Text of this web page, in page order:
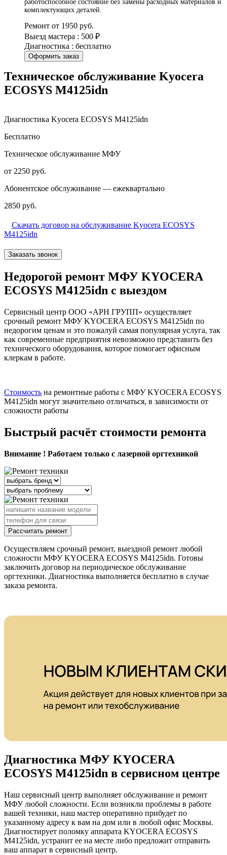
работоспособное состояние без замены расходных материалов и
комплектующих деталей.
Ремонт от 1950 руб.
Выезд мастера : 500 ₽
Диагностика : бесплатно
Оформить заказ
Техническое обслуживание Kyocera
ECOSYS M4125idn
Диагностика Kyocera ECOSYS M4125idn
Бесплатно
Техническое обслуживание МФУ
от 2250 руб.
Абонентское обслуживание — ежеквартально
2850 руб.
Скачать договор на обслуживание Kyocera ECOSYS
M4125idn
Заказать звонок
Недорогой ремонт МФУ KYOCERA
ECOSYS M4125idn с выездом
Сервисный центр ООО «АРН ГРУПП» осуществляет
срочный ремонт МФУ KYOCERA ECOSYS M4125idn по
недорогим ценам и это пожалуй самая популярная услуга, так
как современные предприятия невозможно представить без
технического оборудования, которое помогает офисным
клеркам в работе.
Стоимость на ремонтные работы с МФУ KYOCERA ECOSYS
M4125idn могут значительно отличаться, в зависимости от
сложности работы
Быстрый расчёт стоимости ремонта
Внимание ! Работаем только с лазерной оргтехникой
Рассчитать ремонт
Осуществляем срочный ремонт, выездной ремонт любой
сложности МФУ KYOCERA ECOSYS M4125idn. Готовы
заключить договор на периодическое обслуживание
оргтехники. Диагностика выполняется бесплатно в случае
заказа ремонта.
Диагностика МФУ KYOCERA
ECOSYS M4125idn в сервисном центре
Наш сервисный центр выполняет обслуживание и ремонт
МФУ любой сложности. Если возникли проблемы в работе
вашей техники, наш мастер оперативно прибудет по
указанному адресу к вам на дом или в любой офис Москвы.
Диагностирует поломку аппарата KYOCERA ECOSYS
M4125idn, устранит ее на месте либо предложит отправить
ваш аппарат в сервисный центр.